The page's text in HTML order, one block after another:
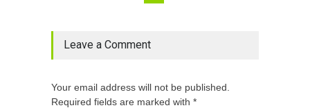
Leave a Comment
Your email address will not be published.
Required fields are marked with *